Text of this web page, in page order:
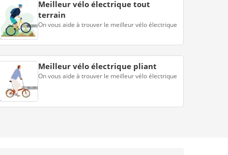
Meilleur vélo électrique tout
terrain
On vous aide à trouver le meilleur vélo électrique
Meilleur vélo électrique pliant
On vous aide à trouver le meilleur vélo électrique